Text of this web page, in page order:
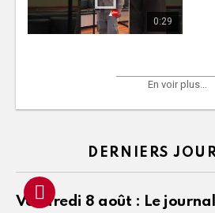
0:29
En voir plus...
DERNIERS
Vendredi 8 août : Le